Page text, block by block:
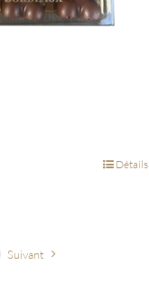
Détails
Suivant